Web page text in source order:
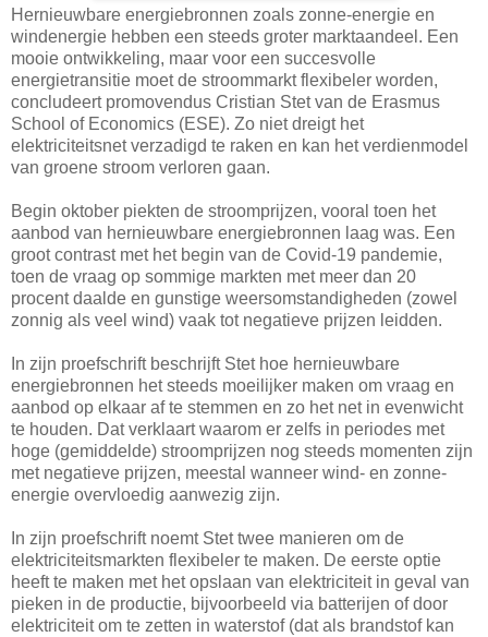
Hernieuwbare energiebronnen zoals zonne-energie en
windenergie hebben een steeds groter marktaandeel. Een
mooie ontwikkeling, maar voor een succesvolle
energietransitie moet de stroommarkt flexibeler worden,
concludeert promovendus Cristian Stet van de Erasmus
School of Economics (ESE). Zo niet dreigt het
elektriciteitsnet verzadigd te raken en kan het verdienmodel
van groene stroom verloren gaan.
Begin oktober piekten de stroomprijzen, vooral toen het
aanbod van hernieuwbare energiebronnen laag was. Een
groot contrast met het begin van de Covid-19 pandemie,
toen de vraag op sommige markten met meer dan 20
procent daalde en gunstige weersomstandigheden (zowel
zonnig als veel wind) vaak tot negatieve prijzen leidden.
In zijn proefschrift beschrijft Stet hoe hernieuwbare
energiebronnen het steeds moeilijker maken om vraag en
aanbod op elkaar af te stemmen en zo het net in evenwicht
te houden. Dat verklaart waarom er zelfs in periodes met
hoge (gemiddelde) stroomprijzen nog steeds momenten zijn
met negatieve prijzen, meestal wanneer wind- en zonne-
energie overvloedig aanwezig zijn.
In zijn proefschrift noemt Stet twee manieren om de
elektriciteitsmarkten flexibeler te maken. De eerste optie
heeft te maken met het opslaan van elektriciteit in geval van
pieken in de productie, bijvoorbeeld via batterijen of door
elektriciteit om te zetten in waterstof (dat als brandstof kan